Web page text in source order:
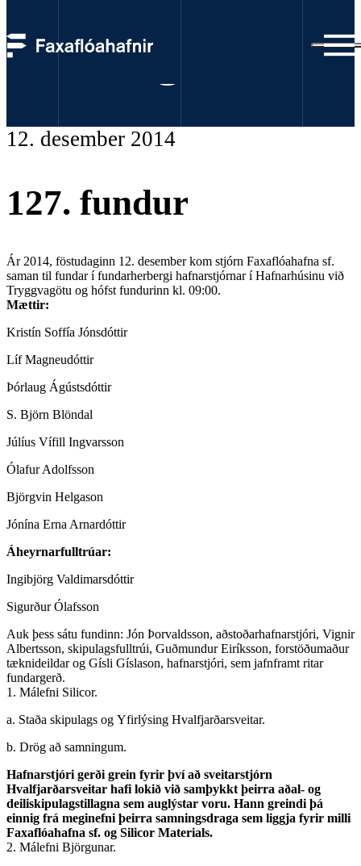
Fundargerðir
12. desember 2014
127. fundur
Ár 2014, föstudaginn 12. desember kom stjórn Faxaflóahafna sf.
saman til fundar í fundarherbergi hafnarstjórnar í Hafnarhúsinu við
Tryggvagötu og hófst fundurinn kl. 09:00.
Mættir:
Kristín Soffía Jónsdóttir
Líf Magneudóttir
Þórlaug Ágústsdóttir
S. Björn Blöndal
Júlíus Vífill Ingvarsson
Ólafur Adolfsson
Björgvin Helgason
Jónína Erna Arnardóttir
Áheyrnarfulltrúar:
Ingibjörg Valdimarsdóttir
Sigurður Ólafsson
Auk þess sátu fundinn: Jón Þorvaldsson, aðstoðarhafnarstjóri, Vignir
Albertsson, skipulagsfulltrúi, Guðmundur Eiríksson, forstöðumaður
tæknideildar og Gísli Gíslason, hafnarstjóri, sem jafnframt ritar
fundargerð.
1. Málefni Silicor.
a. Staða skipulags og Yfirlýsing Hvalfjarðarsveitar.
b. Drög að samningum.
Hafnarstjóri gerði grein fyrir því að sveitarstjórn
Hvalfjarðarsveitar hafi lokið við samþykkt þeirra aðal- og
deiliskipulagstillagna sem auglýstar voru. Hann greindi þá
einnig frá meginefni þeirra samningsdraga sem liggja fyrir milli
Faxaflóahafna sf. og Silicor Materials.
2. Málefni Björgunar.